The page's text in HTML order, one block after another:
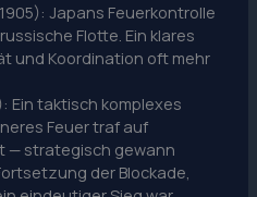
Japans Feuerkontrolle
Flotte. Ein klares
und Koordination oft mehr
Ein taktisch komplexes
Feuer traf auf
— strategisch gewann
der Blockade,